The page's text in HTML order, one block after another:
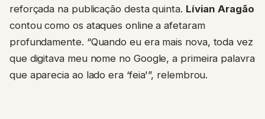
reforçada na publicação desta quinta. Lívian Aragão
contou como os ataques online a afetaram
profundamente. “Quando eu era mais nova, toda vez
que digitava meu nome no Google, a primeira palavra
que aparecia ao lado era ‘feia'”, relembrou.